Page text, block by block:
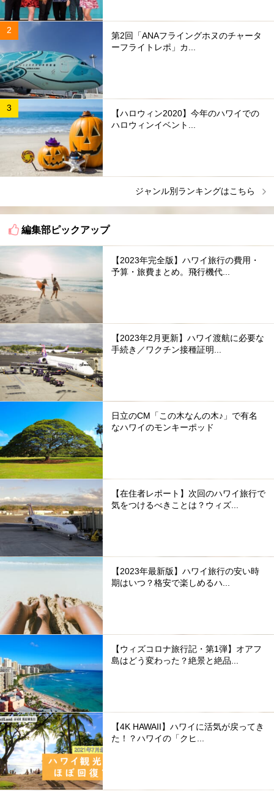
第2回「ANAフライングホヌのチャータ
ーフライトレポ」カ...
【ハロウィン2020】今年のハワイでの
ハロウィンイベント...
ジャンル別ランキングはこちら
編集部ピックアップ
【2023年完全版】ハワイ旅行の費用・
予算・旅費まとめ。飛行機代...
【2023年2月更新】ハワイ渡航に必要な
手続き／ワクチン接種証明...
日立のCM「この木なんの木♪」で有名
なハワイのモンキーポッド
【在住者レポート】次回のハワイ旅行で
気をつけるべきことは？ウィズ...
【2023年最新版】ハワイ旅行の安い時
期はいつ？格安で楽しめるハ...
【ウィズコロナ旅行記・第1弾】オアフ
島はどう変わった？絶景と絶品...
【4K HAWAII】ハワイに活気が戻ってき
た！？ハワイの「クヒ...